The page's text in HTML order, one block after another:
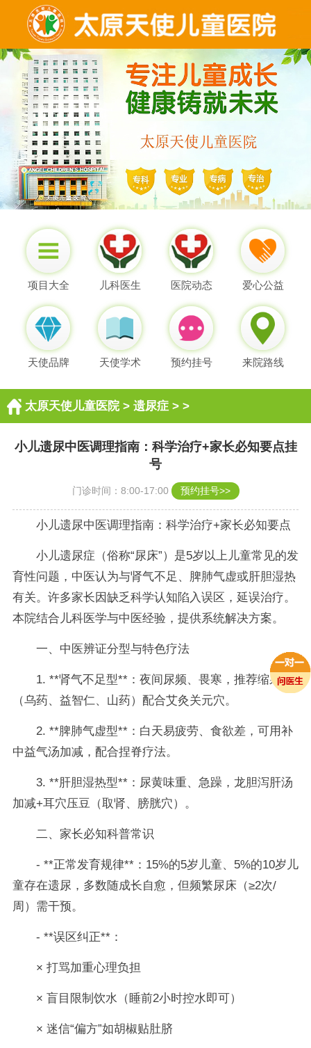
项目大全 儿科医生 医院动态 爱心公益
天使品牌 天使学术 预约挂号 来院路线
太原天使儿童医院> 遗尿症> >
小儿遗尿中医调理指南：科学治疗+家长必知要点挂
号
门诊时间：8:00-17:00 预约挂号>>
小儿遗尿中医调理指南：科学治疗+家长必知要点
小儿遗尿症（俗称“尿床”）是5岁以上儿童常见的发
育性问题，中医认为与肾气不足、脾肺气虚或肝胆湿热
有关。许多家长因缺乏科学认知陷入误区，延误治疗。
本院结合儿科医学与中医经验，提供系统解决方案。
一、中医辨证分型与特色疗法
1. **肾气不足型**：夜间尿频、畏寒，推荐缩泉丸
（乌药、益智仁、山药）配合艾灸关元穴。
2. **脾肺气虚型**：白天易疲劳、食欲差，可用补
中益气汤加减，配合捏脊疗法。
3. **肝胆湿热型**：尿黄味重、急躁，龙胆泻肝汤
加减+耳穴压豆（取肾、膀胱穴）。
二、家长必知科普常识
- **正常发育规律**：15%的5岁儿童、5%的10岁儿
童存在遗尿，多数随成长自愈，但频繁尿床（≥2次/
周）需干预。
- **误区纠正**：
× 打骂加重心理负担
× 盲目限制饮水（睡前2小时控水即可）
× 迷信“偏方”如胡椒贴肚脐